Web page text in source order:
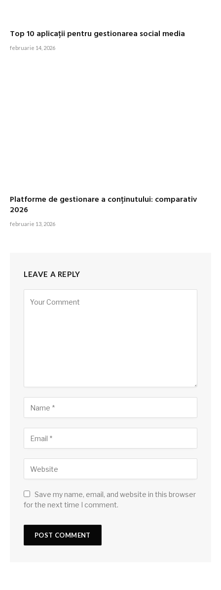
Top 10 aplicații pentru gestionarea social media
februarie 14, 2026
Platforme de gestionare a conținutului: comparativ
2026
februarie 13, 2026
LEAVE A REPLY
Save my name, email, and website in this browser
for the next time I comment.